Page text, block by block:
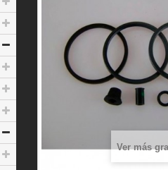
Ver más